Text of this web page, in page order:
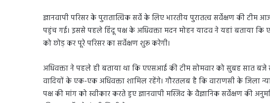
ज्ञानवापी परिसर के पुरातात्विक सर्वे के लिए भारतीय पुरातत्व सर्वेक्षण की
पहुंच गई। इससे पहले हिंदू पक्ष के अधिवक्ता मदन मोहन यादव ने यहां बताया कि
को छोड़ कर पूरे परिसर का सर्वेक्षण शुरू करेगी।
अधिवक्ता ने पहले ही बताया था कि एएसआई की टीम सोमवार को सुबह सात बजे
वादियों के एक-एक अधिवक्ता शामिल रहेंगे। गौरतलब है कि वाराणसी के जिला
पक्ष की मांग को स्वीकार करते हुए ज्ञानवापी मस्जिद के वैज्ञानिक सर्वेक्षण की